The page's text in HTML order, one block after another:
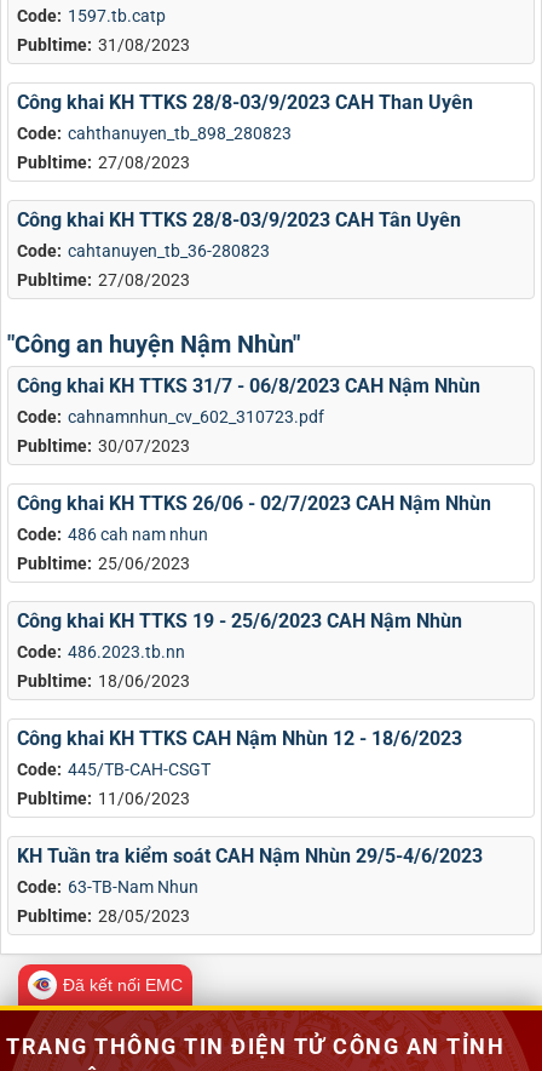
Code: 1597.tb.catp
Publtime: 31/08/2023
Code: cahthanuyen_tb_898_280823
Publtime: 27/08/2023
Công khai KH TTKS 28/8-03/9/2023 CAH Than Uyên
Code: cahtanuyen_tb_36-280823
Publtime: 27/08/2023
Công khai KH TTKS 28/8-03/9/2023 CAH Tân Uyên
"Công an huyện Nậm Nhùn"
Code: cahnamnhun_cv_602_310723.pdf
Publtime: 30/07/2023
Công khai KH TTKS 31/7 - 06/8/2023 CAH Nậm Nhùn
Code: 486 cah nam nhun
Publtime: 25/06/2023
Công khai KH TTKS 26/06 - 02/7/2023 CAH Nậm Nhùn
Code: 486.2023.tb.nn
Publtime: 18/06/2023
Công khai KH TTKS 19 - 25/6/2023 CAH Nậm Nhùn
Code: 445/TB-CAH-CSGT
Publtime: 11/06/2023
Công khai KH TTKS CAH Nậm Nhùn 12 - 18/6/2023
Code: 63-TB-Nam Nhun
Publtime: 28/05/2023
KH Tuần tra kiểm soát CAH Nậm Nhùn 29/5-4/6/2023
Đã kết nối EMC
TRANG THÔNG TIN ĐIỆN TỬ CÔNG AN TỈNH